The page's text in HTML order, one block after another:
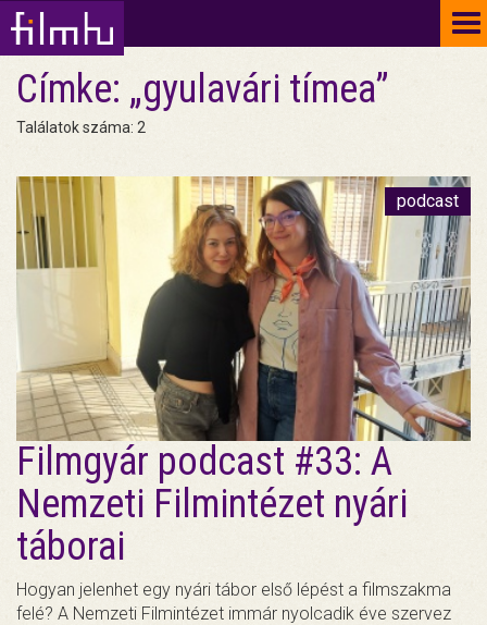
Címke: „gyulavári tímea”
Találatok száma: 2
podcast
Filmgyár podcast #33: A
Nemzeti Filmintézet nyári
táborai
Hogyan jelenhet egy nyári tábor első lépést a filmszakma
felé? A Nemzeti Filmintézet immár nyolcadik éve szervez